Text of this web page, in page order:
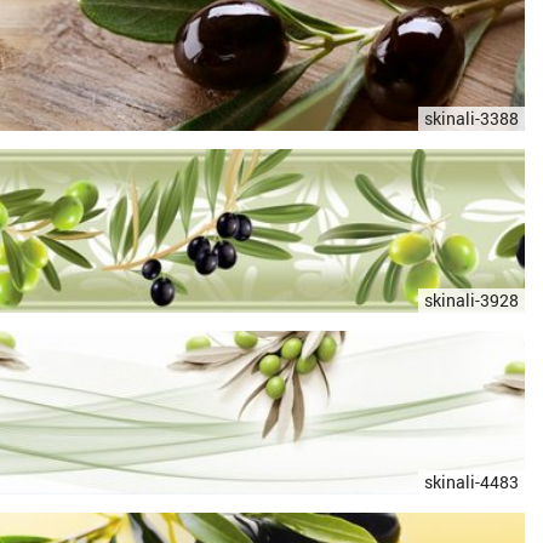
skinali-3388
skinali-3928
skinali-4483